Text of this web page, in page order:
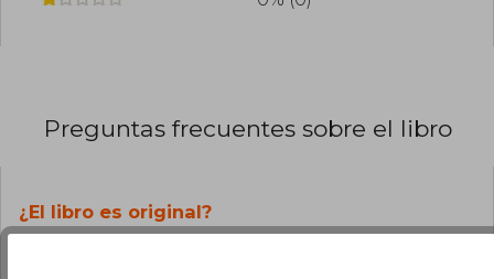
Preguntas frecuentes sobre el libro
¿El libro es original?